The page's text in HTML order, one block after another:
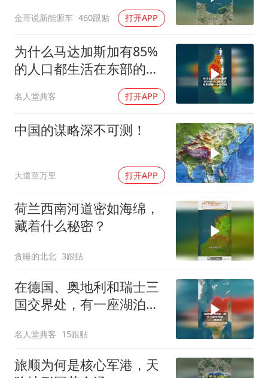
金哥说新能源车 460跟贴 打开APP
为什么马达加斯加有85%
的人口都生活在东部的一
名人堂典客 打开APP
中国的谋略深不可测！
大道至万里 打开APP
荷兰西南河道密如海绵，
藏着什么秘密？
贪睡的北北 3跟贴
在德国、奥地利和瑞士三
国交界处，有一座湖泊
名人堂典客 15跟贴
旅顺为何是核心军港，天